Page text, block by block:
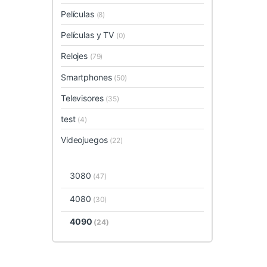
Películas (8)
Películas y TV (0)
Relojes (79)
Smartphones (50)
Televisores (35)
test (4)
Videojuegos (22)
3080 (47)
4080 (30)
4090 (24)